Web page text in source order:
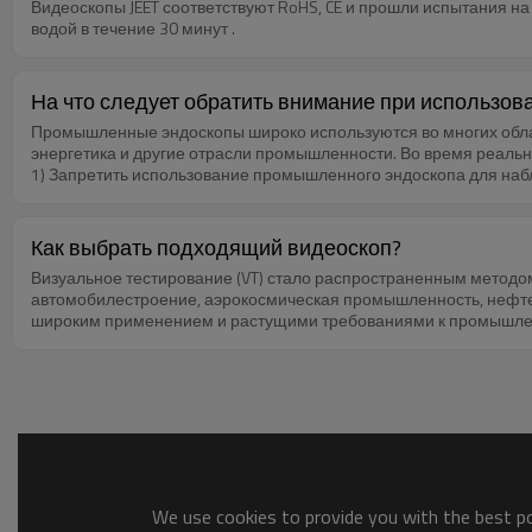
может значительно повысить износостойкость трубки
Видеоскопы JEET соответствуют RoHS, CE и прошли
водой в течение 30 минут .
На что следует обратить внимание при
Промышленные эндоскопы широко используются во многих
энергетика и другие отрасли промышленности. Во время
1) Запретить использование промышленного эндоскопа для
Никогда не перегибайте, не растягивайте, не скручивайте и не
операции регулировки угла есть отклонения, остановите
соленой воды или масла; 9) По окончании использования
Как выбрать подходящий видеоскоп?
Визуальное тестирование (VT) стало распространенным
автомобилестроение, аэрокосмическая промышленность,
широким применением и растущими требованиями к
короткой задержкой. Артикуляция с механическим
We use cookies to provide you with the best